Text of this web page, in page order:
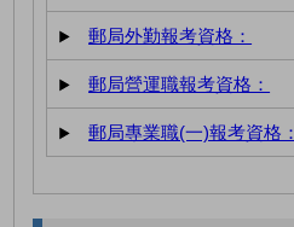
郵局外勤報考資格：
郵局營運職報考資格：
郵局專業職(一)報考資格：